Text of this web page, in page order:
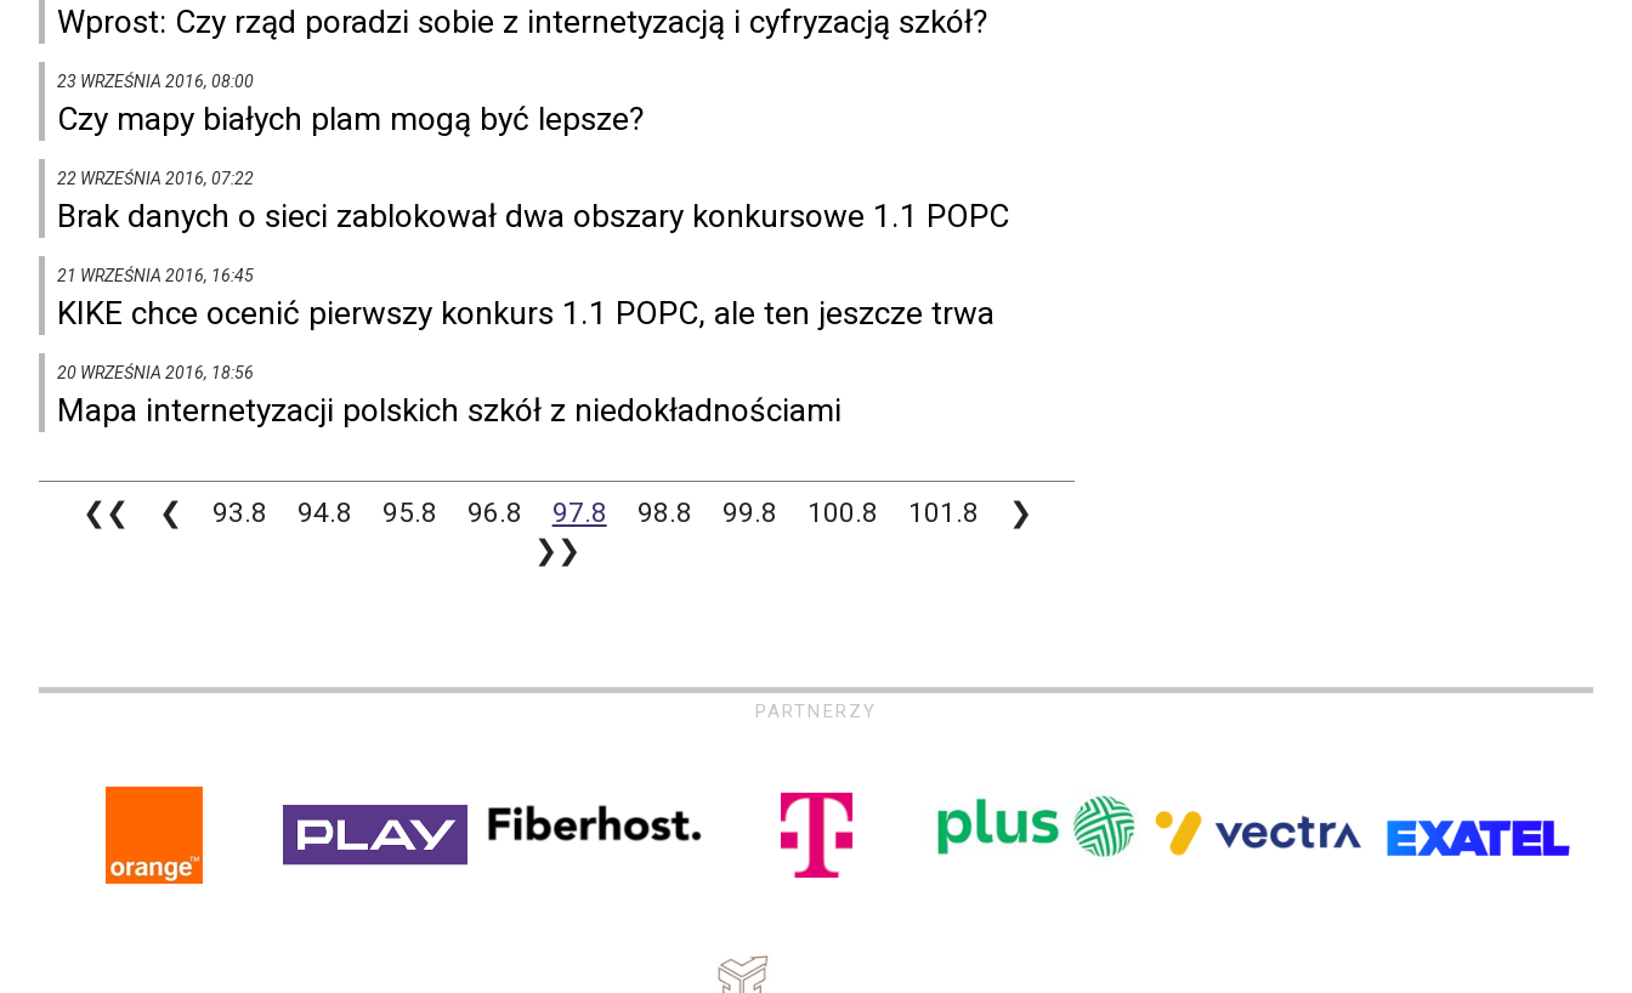
Wprost: Czy rząd poradzi sobie z internetyzacją i cyfryzacją szkół?
23 WRZEŚNIA 2016, 08:00
Czy mapy białych plam mogą być lepsze?
22 WRZEŚNIA 2016, 07:22
Brak danych o sieci zablokował dwa obszary konkursowe 1.1 POPC
21 WRZEŚNIA 2016, 16:45
KIKE chce ocenić pierwszy konkurs 1.1 POPC, ale ten jeszcze trwa
20 WRZEŚNIA 2016, 18:56
Mapa internetyzacji polskich szkół z niedokładnościami
❮❮ ❮ 93.8 94.8 95.8 96.8 97.8 98.8 99.8 100.8 101.8
❯
❯❯
PARTNERZY